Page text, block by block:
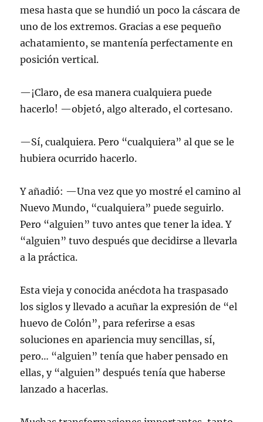
mesa hasta que se hundió un poco la cáscara de
uno de los extremos. Gracias a ese pequeño
achatamiento, se mantenía perfectamente en
posición vertical.
—¡Claro, de esa manera cualquiera puede
hacerlo! —objetó, algo alterado, el cortesano.
—Sí, cualquiera. Pero “cualquiera” al que se le
hubiera ocurrido hacerlo.
Y añadió: —Una vez que yo mostré el camino al
Nuevo Mundo, “cualquiera” puede seguirlo.
Pero “alguien” tuvo antes que tener la idea. Y
“alguien” tuvo después que decidirse a llevarla
a la práctica.
Esta vieja y conocida anécdota ha traspasado
los siglos y llevado a acuñar la expresión de “el
huevo de Colón”, para referirse a esas
soluciones en apariencia muy sencillas, sí,
pero… “alguien” tenía que haber pensado en
ellas, y “alguien” después tenía que haberse
lanzado a hacerlas.